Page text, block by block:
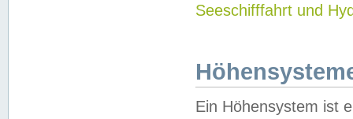
Seeschifffahrt und
Ein Höhensystem ist